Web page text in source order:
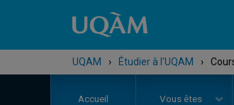
UQAM › Étudier à l'UQAM ›
Accueil Vous êtes